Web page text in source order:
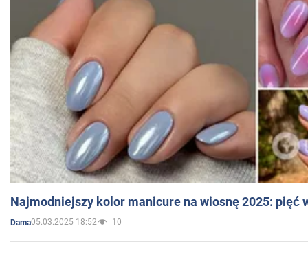
Najmodniejszy kolor manicure na wiosnę 2025: pięć
Dama05.03.2025 18:52 10